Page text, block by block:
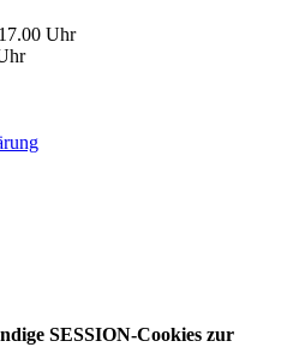
Uhr
SESSION-Cookies zur